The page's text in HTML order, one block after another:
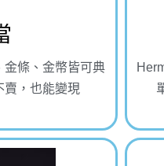
金條、金幣皆可典
賣，也能變現